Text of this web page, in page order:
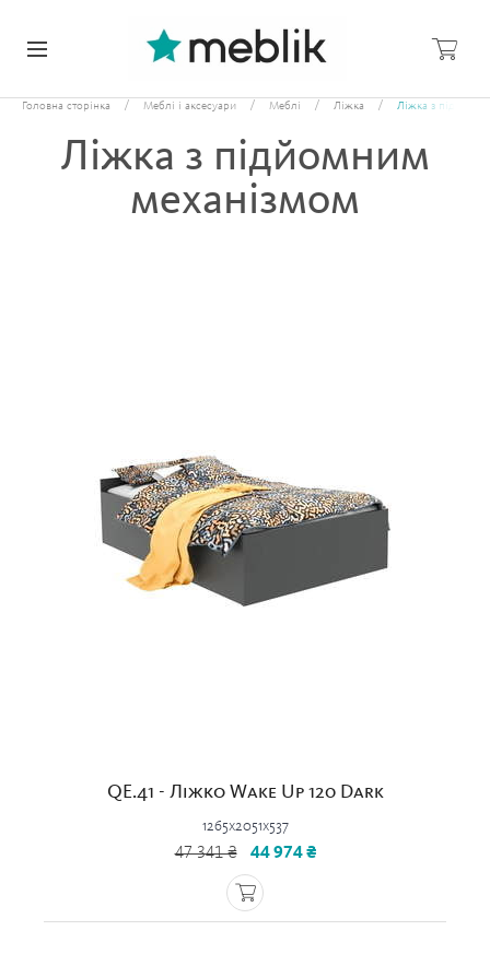
Головна сторінка / Меблі і аксесуари / Меблі / Ліжка / Ліжка з
Ліжка з підйомним
механізмом
QE.41 - Ліжко Wake Up 120 Dark
1265x2051x537
47 341 ₴ 44 974 ₴